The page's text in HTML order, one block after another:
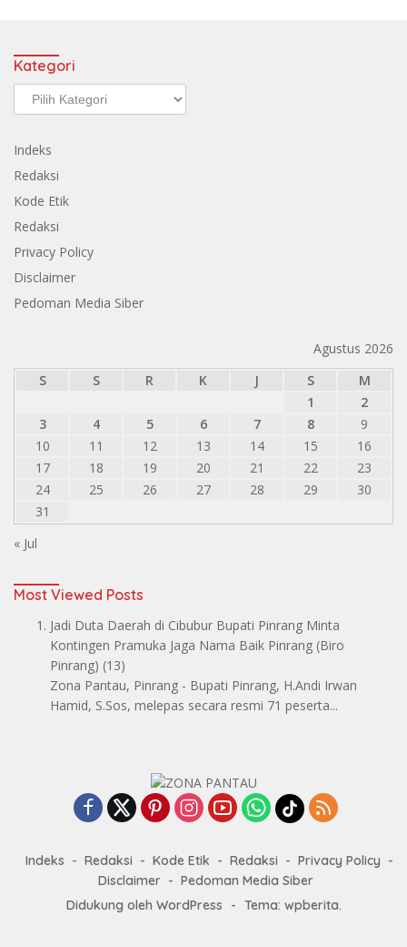
Kategori
Kategori
Indeks
Redaksi
Kode Etik
Redaksi
Privacy Policy
Disclaimer
Pedoman Media Siber
Agustus 2026
S
S R K J S
M
1
2
3
4 5 6 7 8
9
10
11 12 13 14 15
16
17
18 19 20 21 22
23
24
25 26 27 28 29
30
31
« Jul
Most Viewed Posts
Jadi Duta Daerah di Cibubur Bupati Pinrang Minta
Kontingen Pramuka Jaga Nama Baik Pinrang (Biro
Pinrang) (13)
Zona Pantau, Pinrang - Bupati Pinrang, H.Andi Irwan
Hamid, S.Sos, melepas secara resmi 71 peserta...
Indeks Redaksi Kode Etik Redaksi
Privacy Policy
Disclaimer
Pedoman Media Siber
Didukung oleh WordPress
- Tema: wpberita.